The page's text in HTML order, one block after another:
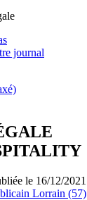
journal
le 16/12/2021
Lorrain (57)